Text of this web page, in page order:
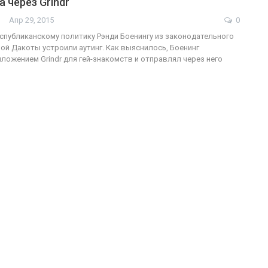
Апр 29, 2015
0
политику Рэнди Боенингу из законодательного
Дакоты устроили аутинг. Как выяснилось, Боенинг
Grindr для гей-знакомств и отправлял через него
ФОТО